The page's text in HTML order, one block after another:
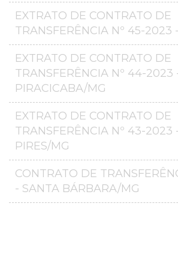
EXTRATO DE CONTRATO DE
TRANSFERÊNCIA Nº 45-2023
EXTRATO DE CONTRATO DE
TRANSFERÊNCIA Nº 44-2023
PIRACICABA/MG
EXTRATO DE CONTRATO DE
TRANSFERÊNCIA Nº 43-2023
PIRES/MG
CONTRATO DE
- SANTA BÁRBARA/MG